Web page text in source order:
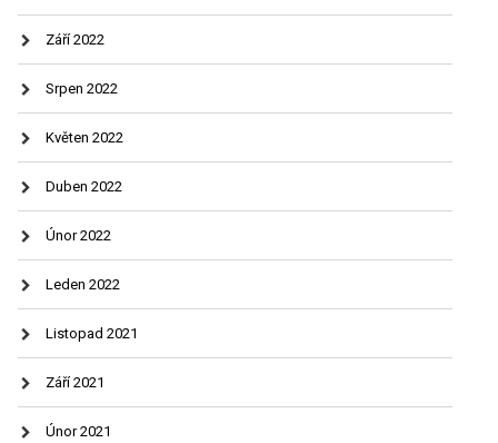
Září 2022
Srpen 2022
Květen 2022
Duben 2022
Únor 2022
Leden 2022
Listopad 2021
Září 2021
Únor 2021